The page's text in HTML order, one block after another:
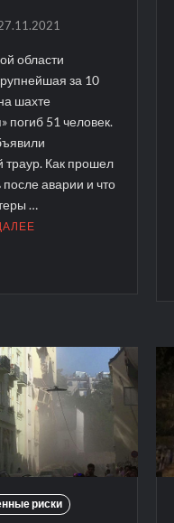
области
за 10
шахте
погиб 51 человек.
траур. Как прошел
аварии и что
…
риски